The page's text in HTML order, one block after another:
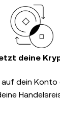
deine
auf dein